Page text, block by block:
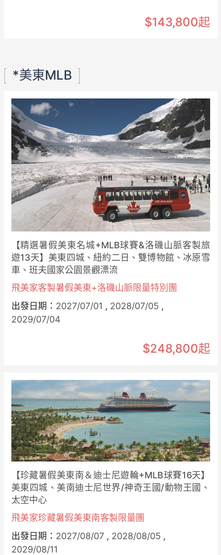
$143,800起
*美東MLB
【精選暑假美東名城+MLB球賽&洛磯山脈客製旅
遊13天】美東四城、紐約二日、雙博物館、冰原雪
車、班夫國家公園景觀漂流
飛美家客製暑假美東+洛磯山脈限量特別團
出發日期： 2027/07/01 , 2028/07/05 ,
2029/07/04
$248,800起
【珍藏暑假美東南＆迪士尼遊輪+MLB球賽16天】
美東四城、美南迪士尼世界/神奇王國/動物王國、
太空中心
飛美家珍藏暑假美東南客製限量團
出發日期： 2027/08/07, 2028/08/05 ,
2029/08/11